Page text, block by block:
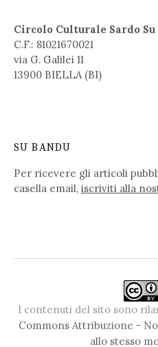
Circolo Culturale Sardo
C.F.: 81021670021
via G. Galilei 11
13900 BIELLA (BI)
SU BANDU
Per ricevere gli articoli
casella email, iscriviti alla
I contenuti del sito sono
Commons Attribuzione -
allo stesso